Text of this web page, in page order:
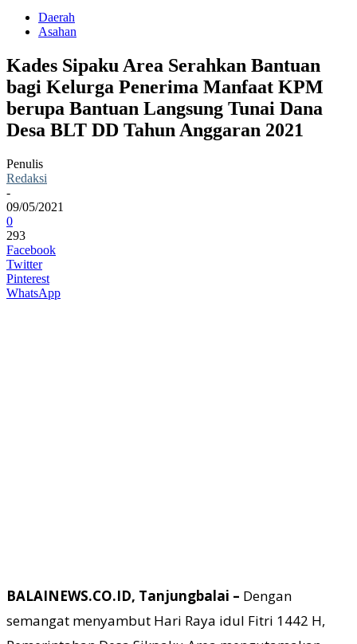
Daerah
Asahan
Kades Sipaku Area Serahkan Bantuan
bagi Kelurga Penerima Manfaat KPM
berupa Bantuan Langsung Tunai Dana
Desa BLT DD Tahun Anggaran 2021
Penulis
Redaksi
-
09/05/2021
0
293
Facebook
Twitter
Pinterest
WhatsApp
BALAINEWS.CO.ID, Tanjungbalai – Dengan
semangat menyambut Hari Raya idul Fitri 1442 H,